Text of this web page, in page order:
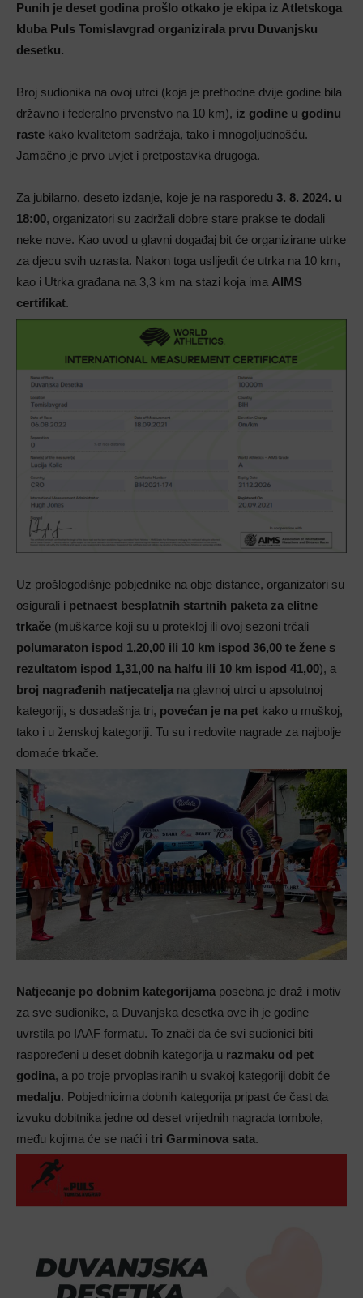
Punih je deset godina prošlo otkako je ekipa iz Atletskoga
kluba Puls Tomislavgrad organizirala prvu Duvanjsku
desetku.
Broj sudionika na ovoj utrci (koja je prethodne dvije godine bila
državno i federalno prvenstvo na 10 km), iz godine u godinu
raste kako kvalitetom sadržaja, tako i mnogoljudnošću.
Jamačno je prvo uvjet i pretpostavka drugoga.
Za jubilarno, deseto izdanje, koje je na rasporedu 3. 8. 2024. u
18:00, organizatori su zadržali dobre stare prakse te dodali
neke nove. Kao uvod u glavni događaj bit će organizirane utrke
za djecu svih uzrasta. Nakon toga uslijedit će utrka na 10 km,
kao i Utrka građana na 3,3 km na stazi koja ima AIMS
certifikat.
Uz prošlogodišnje pobjednike na obje distance, organizatori su
osigurali i petnaest besplatnih startnih paketa za elitne
trkače (muškarce koji su u protekloj ili ovoj sezoni trčali
polumaraton ispod 1,20,00 ili 10 km ispod 36,00 te žene s
rezultatom ispod 1,31,00 na halfu ili 10 km ispod 41,00), a
broj nagrađenih natjecatelja na glavnoj utrci u apsolutnoj
kategoriji, s dosadašnja tri, povećan je na pet kako u muškoj,
tako i u ženskoj kategoriji. Tu su i redovite nagrade za najbolje
domaće trkače.
Natjecanje po dobnim kategorijama posebna je draž i motiv
za sve sudionike, a Duvanjska desetka ove ih je godine
uvrstila po IAAF formatu. To znači da će svi sudionici biti
raspoređeni u deset dobnih kategorija u razmaku od pet
godina, a po troje prvoplasiranih u svakoj kategoriji dobit će
medalju. Pobjednicima dobnih kategorija pripast će čast da
izvuku dobitnika jedne od deset vrijednih nagrada tombole,
među kojima će se naći i tri Garminova sata.